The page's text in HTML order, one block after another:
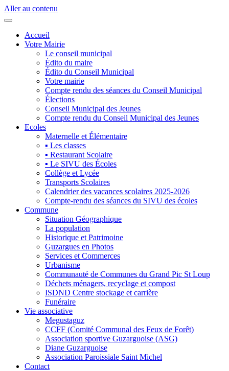
Aller au contenu
Accueil
Votre Mairie
Le conseil municipal
Édito du maire
Édito du Conseil Municipal
Votre mairie
Compte rendu des séances du Conseil Municipal
Élections
Conseil Municipal des Jeunes
Compte rendu du Conseil Municipal des Jeunes
Ecoles
Maternelle et Élémentaire
▪ Les classes
▪ Restaurant Scolaire
▪ Le SIVU des Écoles
Collège et Lycée
Transports Scolaires
Calendrier des vacances scolaires 2025-2026
Compte-rendu des séances du SIVU des écoles
Commune
Situation Géographique
La population
Historique et Patrimoine
Guzargues en Photos
Services et Commerces
Urbanisme
Communauté de Communes du Grand Pic St Loup
Déchets ménagers, recyclage et compost
ISDND Centre stockage et carrière
Funéraire
Vie associative
Megustaguz
CCFF (Comité Communal des Feux de Forêt)
Association sportive Guzarguoise (ASG)
Diane Guzarguoise
Association Paroissiale Saint Michel
Contact